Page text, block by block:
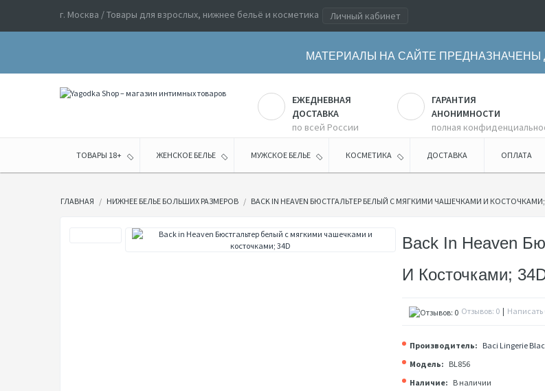
г. Москва / Товары для взрослых, нижнее бельё и косметика Личный кабинет
МАТЕРИАЛЫ НА САЙТЕ ПРЕДНАЗНАЧЕНЫ
ЕЖЕДНЕВНАЯ
ДОСТАВКА
по всей России
ГАРАНТИЯ
АНОНИМНОСТИ
полная
ТОВАРЫ 18+ ЖЕНСКОЕ БЕЛЬЕ МУЖСКОЕ БЕЛЬЕ КОСМЕТИКА ДОСТАВКА ОПЛАТА
ГЛАВНАЯ НИЖНЕЕ БЕЛЬЕ БОЛЬШИХ РАЗМЕРОВ BACK IN HEAVEN БЮСТГАЛЬТЕР БЕЛЫЙ С МЯГКИМИ ЧАШЕЧКАМИ И КОСТОЧКАМИ;
Back In Heaven
И Косточками;
Отзывов: 0| Написать
Производитель: Baci Lingerie
Модель: BL856
Наличие: В наличии